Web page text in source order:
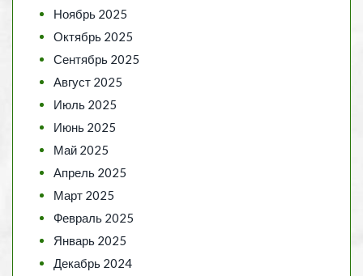
Ноябрь 2025
Октябрь 2025
Сентябрь 2025
Август 2025
Июль 2025
Июнь 2025
Май 2025
Апрель 2025
Март 2025
Февраль 2025
Январь 2025
Декабрь 2024